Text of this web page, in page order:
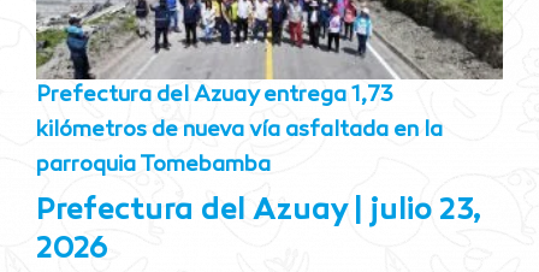
Prefectura del Azuay entrega 1,73
kilómetros de nueva vía asfaltada en la
parroquia Tomebamba
Prefectura del Azuay
julio 23,
2026